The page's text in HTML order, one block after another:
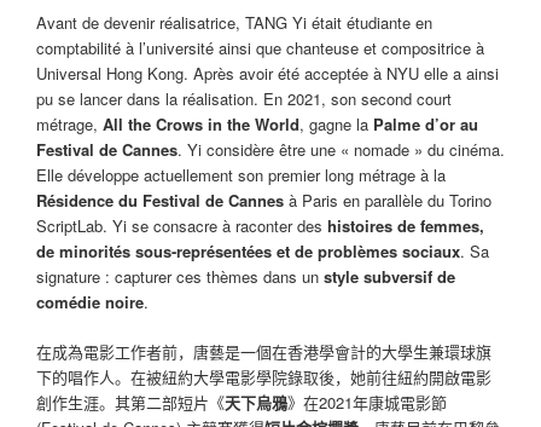
Avant de devenir réalisatrice, TANG Yi était étudiante en
comptabilité à l’université ainsi que chanteuse et compositrice à
Universal Hong Kong. Après avoir été acceptée à NYU elle a ainsi
pu se lancer dans la réalisation. En 2021, son second court
métrage, All the Crows in the World, gagne la Palme d’or au
Festival de Cannes. Yi considère être une « nomade » du cinéma.
Elle développe actuellement son premier long métrage à la
Résidence du Festival de Cannes à Paris en parallèle du Torino
ScriptLab. Yi se consacre à raconter des histoires de femmes,
de minorités sous-représentées et de problèmes sociaux. Sa
signature : capturer ces thèmes dans un style subversif de
comédie noire.
在成為電影工作者前，唐藝是一個在香港學會計的大學生兼環球旗
下的唱作人。在被紐約大學電影學院錄取後，她前往紐約開啟電影
創作生涯。其第二部短片《天下烏鴉》在2021年康城電影節